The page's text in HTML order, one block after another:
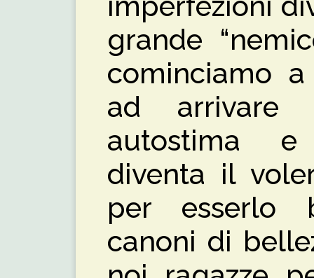
grande
cominciamo
ad arrivare
autostima e
diventa il
per esserlo
canoni di